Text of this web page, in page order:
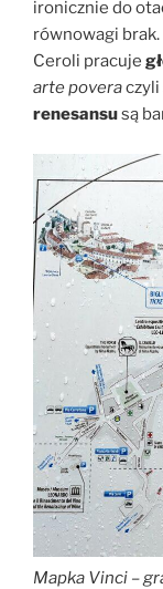
ironicznie do
równowagi brak.
Ceroli pracuje
arte povera
renesansusą
Mapka Vinci –